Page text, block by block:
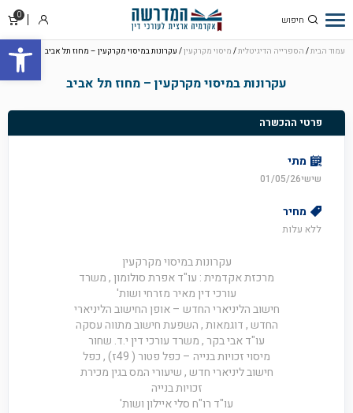
פתח
0
סל
התחבר
עמוד הבית/ הספרייה הדיגיטלית/ מיסוי מקרקעין/ עקרונות במיסוי מקרקעין – מחוז תל אביב
עקרונות במיסוי מקרקעין – מחוז תל אביב
פרטי ההכשרה
מתי
שישי01/05/26
מחיר
ללא עלות
עקרונות במיסוי מקרקעין
מרכזת אקדמית : עו"ד אפרת סולומון , משרד
עורכי דין מאיר מזרחי ושות'
חישוב הליניארי החדש – אופן החישוב הליניארי
החדש , דוגמאות , השפעת חישוב מתווה עסקה
עו"ד אבי בקר , משרד עורכי דין י.ד. שחור
מיסוי זכויות בנייה – כפל פטור ( 49ז) , כפל
חישוב ליניארי חדש , שיעורי המס בגין מכירת
זכויות בנייה
עו"ד רו"ח סלי איילון ושות'